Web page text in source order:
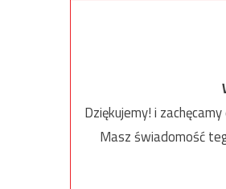
Dziękujemy! i
Masz świadomość